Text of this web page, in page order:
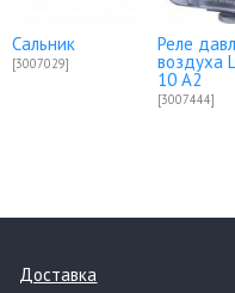
Сальник
[3007029]
Реле
воздуха
10 A2
[3007444]
Доставка